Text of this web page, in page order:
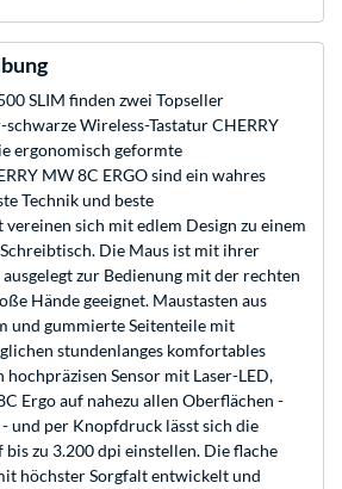
SLIM finden zwei Topseller
Wireless-Tastatur CHERRY
ergonomisch geformte
MW 8C ERGO sind ein wahres
Technik und beste
sich mit edlem Design zu einem
Die Maus ist mit ihrer
zur Bedienung mit der rechten
Hände geeignet. Maustasten aus
und gummierte Seitenteile mit
stundenlanges komfortables
Sensor mit Laser-LED,
Ergo auf nahezu allen Oberflächen -
und per Knopfdruck lässt sich die
zu 3.200 dpi einstellen. Die flache
höchster Sorgfalt entwickelt und